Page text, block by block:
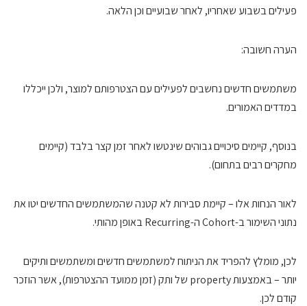
פעילים בשבוע שאחריו, לאחר שבועיים וכן הלאה.
הערה חשובה:
משתמשים חדשים נחשבים לפעילים עם הצטרפותם למוצר, ולכן ייכללו
במדדים האמורים.
בנוסף, קיימים סיכויים גבוהים שינטשו לאחר זמן קצר בלבד (קיימים
מחקרים רבים בתחום).
לאור הנחות אלו – קיימת סבירות לא קטנה שהמשתמשים החדשים יטו את
נתוני השימור ב-Cohort ה-Recurring באופן מהותי.
לכן, מומלץ להפריד את הניתוח למשתמשים חדשים ומשתמשים ותיקים
יותר – באמצעות property של ותק (זמן ממועד ההצטרפות), אשר הוזכר
קודם לכן.